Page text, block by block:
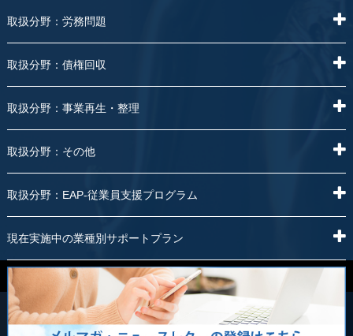
取扱分野：労務問題
取扱分野：債権回収
取扱分野：事業再生・整理
取扱分野：その他
取扱分野：EAP-従業員支援プログラム
現在実施中の業種別サポートプラン
Copyright 弁護士法人アルファ総合法律事務所 All Rights Reserved.